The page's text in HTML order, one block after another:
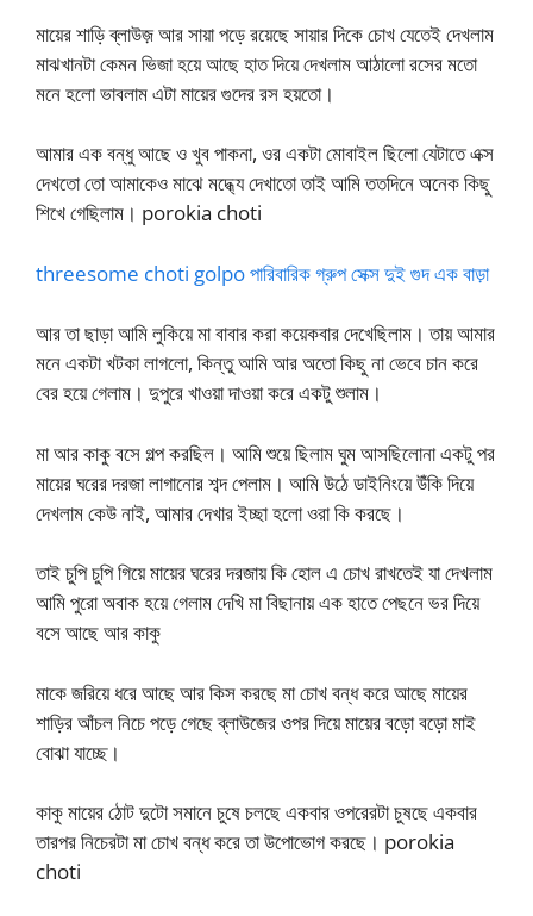
মায়ের শাড়ি ব্লাউজ় আর সায়া পড়ে রয়েছে সায়ার দিকে চোখ যেতেই দেখলাম
মাঝখানটা কেমন ভিজা হয়ে আছে হাত দিয়ে দেখলাম আঠালো রসের মতো
মনে হলো ভাবলাম এটা মায়ের গুদের রস হয়তো।
আমার এক বন্ধু আছে ও খুব পাকনা, ওর একটা মোবাইল ছিলো যেটাতে এক্স
দেখতো তো আমাকেও মাঝে মদ্ধ্যে দেখাতো তাই আমি ততদিনে অনেক কিছু
শিখে গেছিলাম। porokia choti
threesome choti golpo পারিবারিক গ্রুপ সেক্স দুই গুদ এক বাড়া
আর তা ছাড়া আমি লুকিয়ে মা বাবার করা কয়েকবার দেখেছিলাম। তায় আমার
মনে একটা খটকা লাগলো, কিন্তু আমি আর অতো কিছু না ভেবে চান করে
বের হয়ে গেলাম। দুপুরে খাওয়া দাওয়া করে একটু শুলাম।
মা আর কাকু বসে গল্প করছিল। আমি শুয়ে ছিলাম ঘুম আসছিলোনা একটু পর
মায়ের ঘরের দরজা লাগানোর শব্দ পেলাম। আমি উঠে ডাইনিংয়ে উঁকি দিয়ে
দেখলাম কেউ নাই, আমার দেখার ইচ্ছা হলো ওরা কি করছে।
তাই চুপি চুপি গিয়ে মায়ের ঘরের দরজায় কি হোল এ চোখ রাখতেই যা দেখলাম
আমি পুরো অবাক হয়ে গেলাম দেখি মা বিছানায় এক হাতে পেছনে ভর দিয়ে
বসে আছে আর কাকু
মাকে জরিয়ে ধরে আছে আর কিস করছে মা চোখ বন্ধ করে আছে মায়ের
শাড়ির আঁচল নিচে পড়ে গেছে ব্লাউজের ওপর দিয়ে মায়ের বড়ো বড়ো মাই
বোঝা যাচ্ছে।
কাকু মায়ের ঠোট দুটো সমানে চুষে চলছে একবার ওপরেরটা চুষছে একবার
তারপর নিচেরটা মা চোখ বন্ধ করে তা উপোভোগ করছে। porokia
choti